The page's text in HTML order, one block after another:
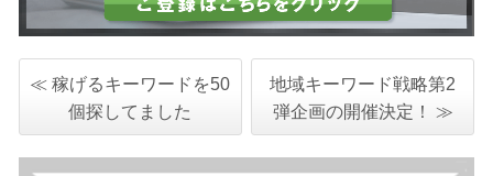
≪ 稼げるキーワードを50
個探してました
地域キーワード戦略第2
弾企画の開催決定！ ≫